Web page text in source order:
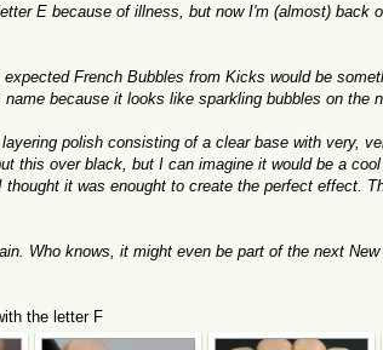
E because of illness, but now I'm (almost) back
French Bubbles from Kicks would be
because it looks like sparkling bubbles on the
polish consisting of a clear base with very,
this over black, but I can imagine it would be a
it was enought to create the perfect effect.
Who knows, it might even be part of the next New
the letter F